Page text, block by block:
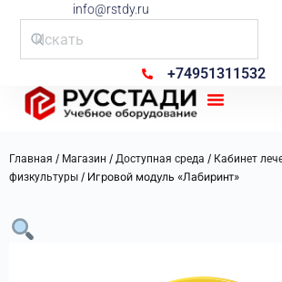
info@rstdy.ru
+74951311532
Главная / Магазин / Доступная среда / Кабинет
физкультуры / Игровой модуль «Лабиринт»